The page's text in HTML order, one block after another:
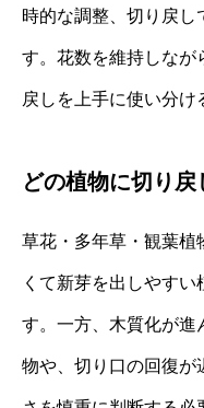
時的な調整、切り戻し
す。花数を維持しなが
戻しを上手に使い分け
どの植物に切り
草花・多年草・観葉植
くて新芽を出しやす
す。一方、木質化が進
物や、切り口の回復が